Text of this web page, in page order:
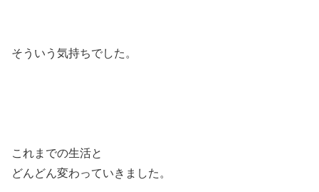
そういう気持ちでした。
これまでの生活と
どんどん変わっていきました。